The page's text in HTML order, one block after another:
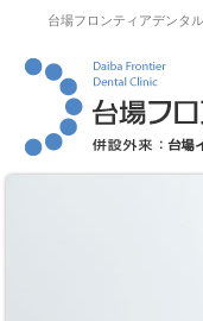
台場フロンティアデン